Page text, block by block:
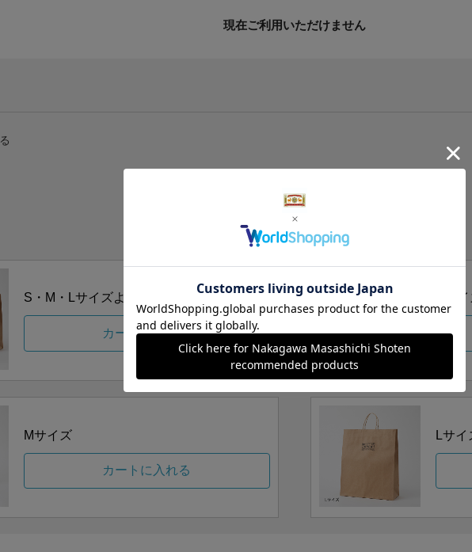
現在ご利用いただけません
手提げ袋（有料）はこちら
S・M・Lの3つサイズをご用意しております。
S・M・Lサイズより当店にお任せ
カートに入れる
Sサ
Mサイズ
カートに入れる
Lサイ